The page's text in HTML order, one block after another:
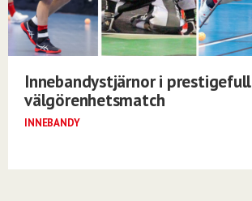
Innebandystjärnor i prestigefull
välgörenhetsmatch
INNEBANDY